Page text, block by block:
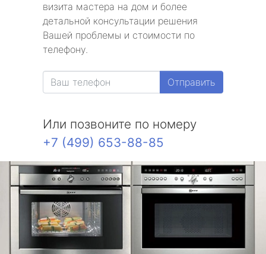
визита мастера на дом и более
детальной консультации решения
Вашей проблемы и стоимости по
телефону.
Отправить
Или позвоните по номеру
+7 (499) 653-88-85